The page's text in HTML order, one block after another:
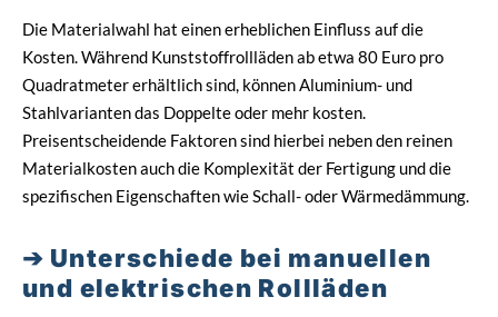
Die Materialwahl hat einen erheblichen Einfluss auf die
Kosten. Während Kunststoffrollläden ab etwa 80 Euro pro
Quadratmeter erhältlich sind, können Aluminium- und
Stahlvarianten das Doppelte oder mehr kosten.
Preisentscheidende Faktoren sind hierbei neben den reinen
Materialkosten auch die Komplexität der Fertigung und die
spezifischen Eigenschaften wie Schall- oder Wärmedämmung.
Unterschiede bei manuellen
und elektrischen Rollläden